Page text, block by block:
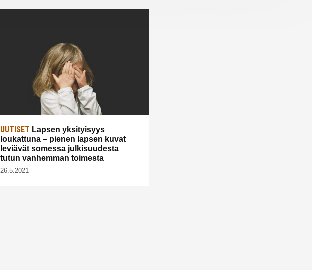
UUTISET Lapsen yksityisyys
loukattuna – pienen lapsen kuvat
leviävät somessa julkisuudesta
tutun vanhemman toimesta
26.5.2021